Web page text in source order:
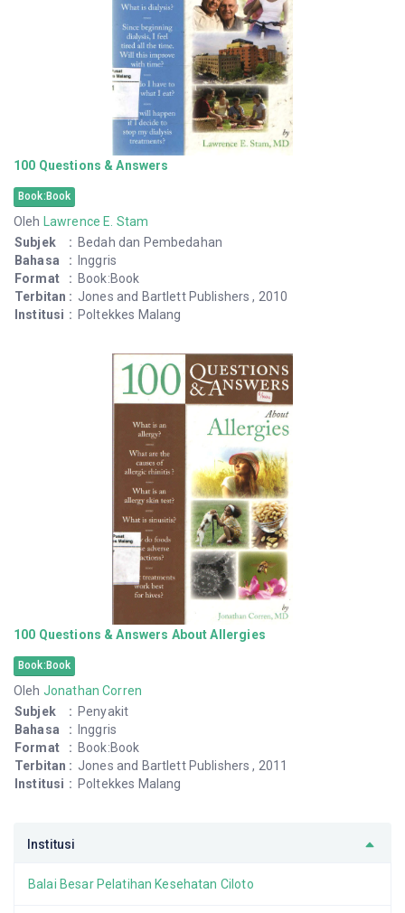
100 Questions & Answers
Book:Book
Oleh
Lawrence E. Stam
Subjek
: Bedah dan Pembedahan
Bahasa
:
Inggris
Format
: Book:Book
Terbitan : Jones and Bartlett Publishers , 2010
Institusi : Poltekkes Malang
100 Questions & Answers About Allergies
Book:Book
Oleh Jonathan Corren
Subjek
: Penyakit
Bahasa
:
Inggris
Format
: Book:Book
Terbitan : Jones and Bartlett Publishers , 2011
Institusi : Poltekkes Malang
Institusi
Balai Besar Pelatihan Kesehatan Ciloto